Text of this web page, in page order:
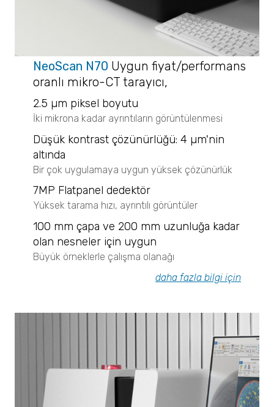
Tracer 1000 NTD
Insight 200M
Gübre
Partikül Boyut Analizi
SYNC
S3500
BLUEWAVE
Aerotrac II
Nanotrac Wave II
Partikül Boyut ve Şekil Analizi
CAMSIZER 3D
CAMSIZER S1
CAMSIZER XL
Insight 200M
İlaç / Eczacılık
NeoScan N70 Uygun fiyat/performans
oranlı mikro-CT tarayıcı,
2.5 µm piksel boyutu
İki mikrona kadar ayrıntıların görüntülenmesi
Düşük kontrast çözünürlüğü: 4 µm'nin
altında
Bir çok uygulamaya uygun yüksek çözünürlük
7MP Flatpanel dedektör
Yüksek tarama hızı, ayrıntılı görüntüler
100 mm çapa ve 200 mm uzunluğa kadar
olan nesneler için uygun
Büyük örneklerle çalışma olanağı
daha fazla bilgi için